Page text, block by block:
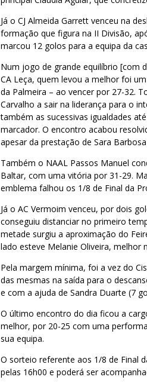
Já o CJ Almeida Garrett venceu na
formação que figura na II Divisão,
marcou 12 golos para a equipa da
Num jogo de grande equilíbrio [com
CA Leça, quem levou a melhor foi
da Palmeira – ao vencer por 27-32.
Carvalho a sair na liderança para o
também as sucessivas igualdades
marcador. O encontro acabou
apesar da prestação de Sara
Também o NAAL Passos Manuel
Baltar, com uma vitória por 31-29.
emblema falhou os 1/8 de Final da
Já o AC Vermoim venceu, por dois
conseguiu distanciar no primeiro
metade surgiu a aproximação do
lado esteve Melanie Oliveira,
Pela margem mínima, foi a vez do
das mesmas na saída para o
e com a ajuda de Sandra Duarte (7
O último encontro do dia ficou a
melhor, por 20-25 com uma
sua equipa.
O sorteio referente aos 1/8 de Final
pelas 16h00 e poderá ser